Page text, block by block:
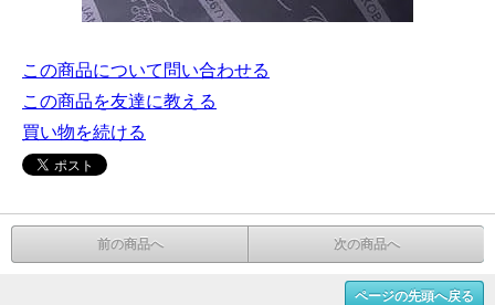
この商品について問い合わせる
この商品を友達に教える
買い物を続ける
前の商品へ 次の商品へ
ページの先頭へ戻る